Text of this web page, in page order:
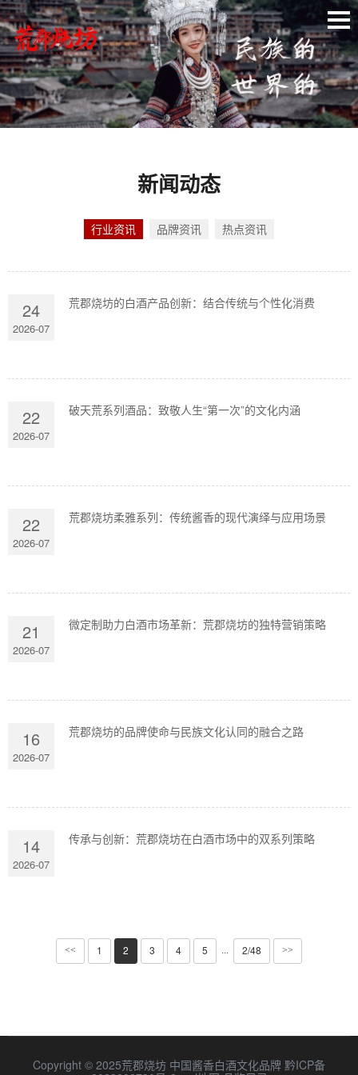
新闻动态
行业资讯 品牌资讯 热点资讯
24
2026-07
荒郡烧坊的白酒产品创新：结合传统与个性化消费
22
2026-07
破天荒系列酒品：致敬人生“第一次”的文化内涵
22
2026-07
荒郡烧坊柔雅系列：传统酱香的现代演绎与应用场景
21
2026-07
微定制助力白酒市场革新：荒郡烧坊的独特营销策略
16
2026-07
荒郡烧坊的品牌使命与民族文化认同的融合之路
14
2026-07
传承与创新：荒郡烧坊在白酒市场中的双系列策略
<< 1 2 3 4 5 ··· 2/48 >>
Copyright © 2025荒郡烧坊 中国酱香白酒文化品牌 黔ICP备